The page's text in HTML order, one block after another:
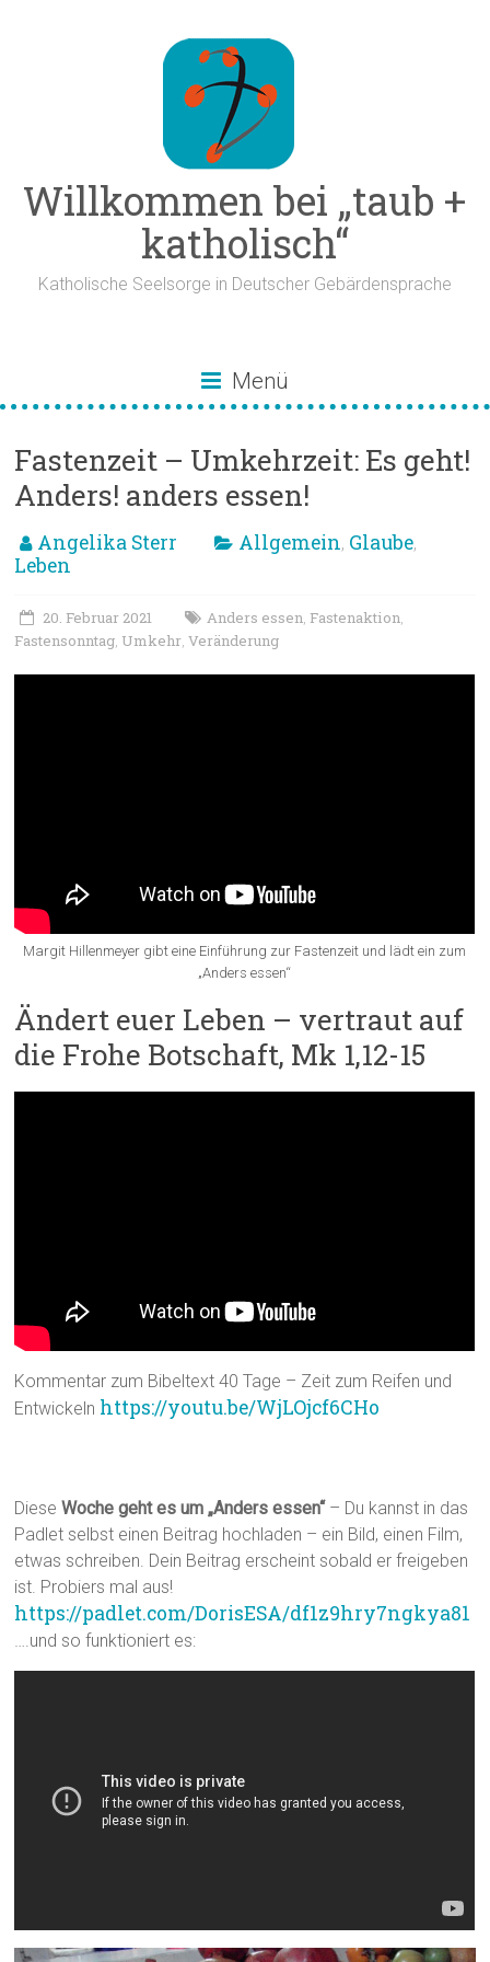
Willkommen bei „taub +
katholisch“
Katholische Seelsorge in Deutscher Gebärdensprache
Menü
Fastenzeit – Umkehrzeit: Es geht!
Anders! anders essen!
Angelika Sterr Allgemein, Glaube,
Leben
20. Februar 2021 Anders essen, Fastenaktion,
Fastensonntag, Umkehr,Veränderung
Margit Hillenmeyer gibt eine Einführung zur Fastenzeit und lädt ein zum
„Anders essen“
Ändert euer Leben – vertraut auf
die Frohe Botschaft, Mk 1,12-15
Kommentar zum Bibeltext 40 Tage – Zeit zum Reifen und
Entwickeln https://youtu.be/WjLOjcf6CHo
DieseWoche geht es um „Anders essen“ – Du kannst in das
Padlet selbst einen Beitrag hochladen – ein Bild, einen Film,
etwas schreiben. Dein Beitrag erscheint sobald er freigeben
ist. Probiers mal aus!
https://padlet.com/DorisESA/df1z9hry7ngkya81
….und so funktioniert es: